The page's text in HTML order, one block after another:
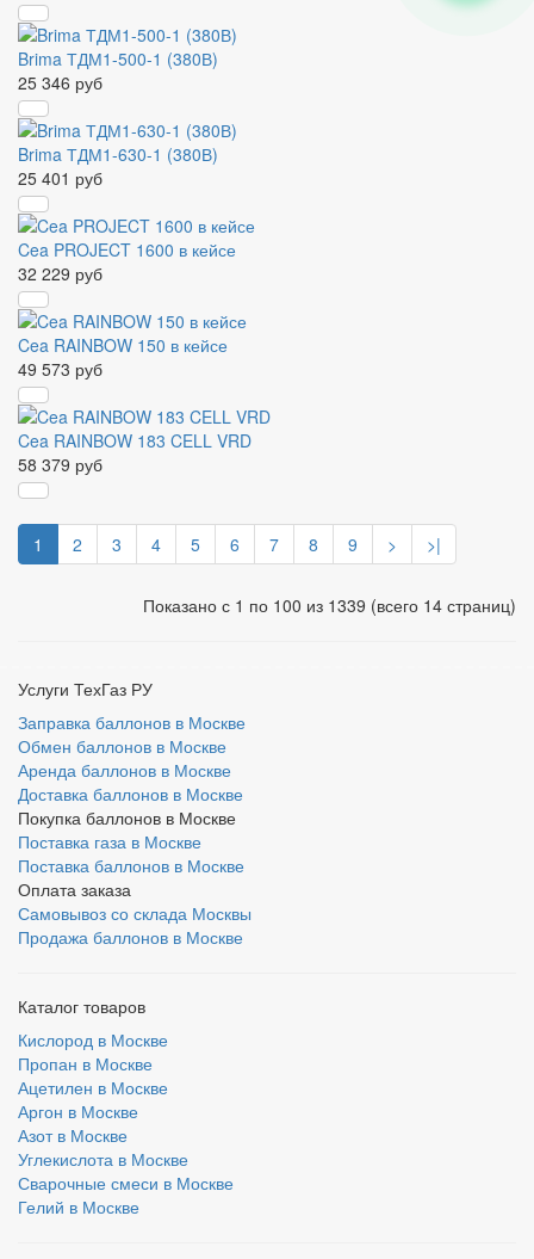
Brima ТДМ1-500-1 (380В)
25 346 руб
Brima ТДМ1-630-1 (380В)
25 401 руб
Cea PROJECT 1600 в кейсе
32 229 руб
Cea RAINBOW 150 в кейсе
49 573 руб
Cea RAINBOW 183 CELL VRD
58 379 руб
1 2 3 4 5 6 7 8 9 > >|
Показано с 1 по 100 из 1339 (всего 14 страниц)
Услуги ТехГаз РУ
Заправка баллонов в Москве
Обмен баллонов в Москве
Аренда баллонов в Москве
Доставка баллонов в Москве
Покупка баллонов в Москве
Поставка газа в Москве
Поставка баллонов в Москве
Оплата заказа
Самовывоз со склада Москвы
Продажа баллонов в Москве
Каталог товаров
Кислород в Москве
Пропан в Москве
Ацетилен в Москве
Аргон в Москве
Азот в Москве
Углекислота в Москве
Сварочные смеси в Москве
Гелий в Москве